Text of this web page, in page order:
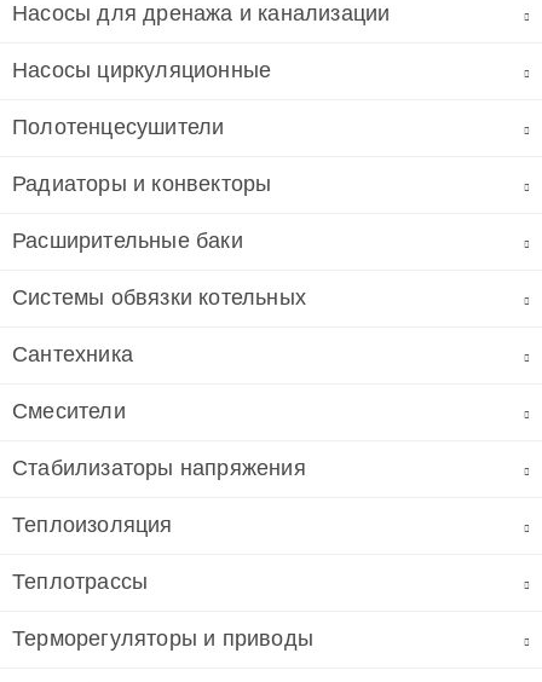
Насосы для дренажа и канализации
Насосы циркуляционные
Полотенцесушители
Радиаторы и конвекторы
Расширительные баки
Системы обвязки котельных
Сантехника
Смесители
Стабилизаторы напряжения
Теплоизоляция
Теплотрассы
Терморегуляторы и приводы